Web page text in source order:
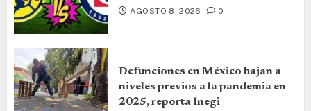
AGOSTO 8, 2026 0
Defunciones en México bajan a
niveles previos a la pandemia en
2025, reporta Inegi